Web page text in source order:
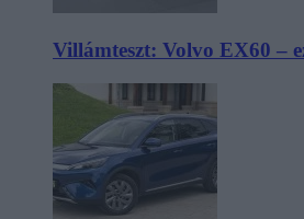
Villámteszt: Volvo EX60 –